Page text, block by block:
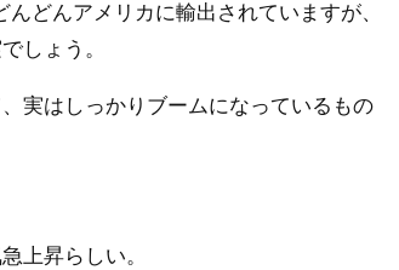
どんアメリカに輸出されていますが、
しょう。
実はしっかりブームになっているもの
上昇らしい。